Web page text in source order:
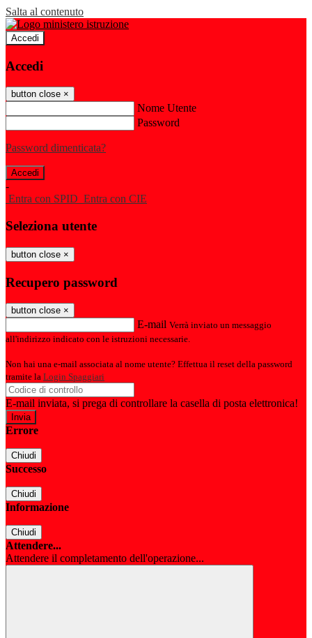
Salta al contenuto
Accedi
Accedi
button close ×
Nome Utente
Password
Password dimenticata?
-
Entra con SPID Entra con CIE
Seleziona utente
button close ×
Recupero password
button close ×
E-mail Verrà inviato un messaggio
all'indirizzo indicato con le istruzioni necessarie.
Non hai una e-mail associata al nome utente? Effettua il reset della password
tramite la Login Spaggiari
E-mail inviata, si prega di controllare la casella di posta elettronica!
Errore
Chiudi
Successo
Chiudi
Informazione
Chiudi
Attendere...
Attendere il completamento dell'operazione...